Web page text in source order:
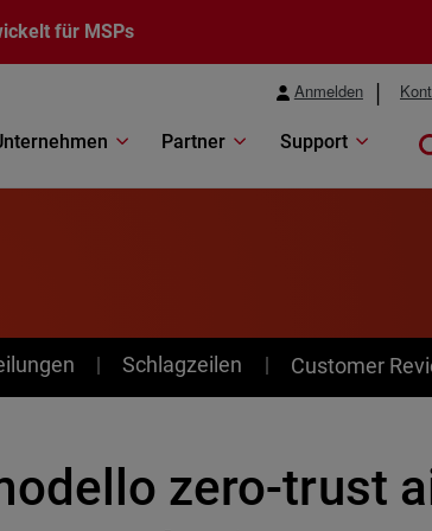
für MSPs
Anmelden
Partner Support
Schlagzeilen Customer
zero-trust